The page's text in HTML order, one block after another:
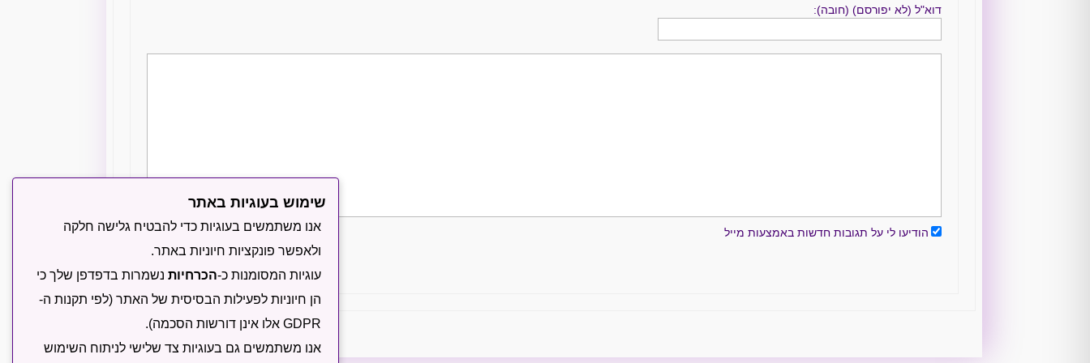
דוא"ל (לא יפורסם) (חובה):
הודיעו לי על תגובות חדשות באמצעות מייל
שליחה
שימוש בעוגיות באתר
אנו משתמשים בעוגיות כדי להבטיח גלישה חלקה
ולאפשר פונקציות חיוניות באתר.
עוגיות המסומנות כ-הכרחיותנשמרות בדפדפן שלך כי
הן חיוניות לפעילות הבסיסית של האתר (לפי תקנות ה-
GDPR אלו אינן דורשות הסכמה).
אנו משתמשים גם בעוגיות צד שלישי לניתוח השימוש